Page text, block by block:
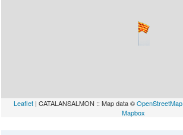
Leaflet | CATALANSALMON :: Map data ©OpenStreetMap
Mapbox